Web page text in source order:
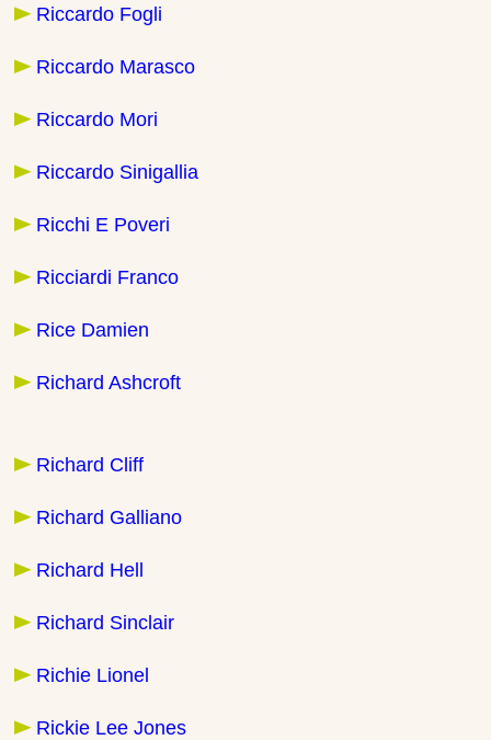
Riccardo Fogli
Riccardo Marasco
Riccardo Mori
Riccardo Sinigallia
Ricchi E Poveri
Ricciardi Franco
Rice Damien
Richard Ashcroft
Richard Cliff
Richard Galliano
Richard Hell
Richard Sinclair
Richie Lionel
Rickie Lee Jones